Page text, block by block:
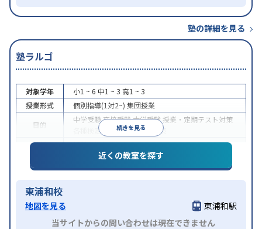
塾の詳細を見る
塾ラルゴ
続きを見る
対象学年 小1 ~ 6 中1 ~ 3 高1 ~ 3
授業形式
個別指導(1対2~) 集団授業
目的
中学受験高校受験大学受験 授業・定期テスト対策
各種検定対策
科目別特化対策
特徴
授業の振替可能
近くの教室を探す
東浦和校
地図を見る
東浦和駅
当サイトからの問い合わせは現在できません